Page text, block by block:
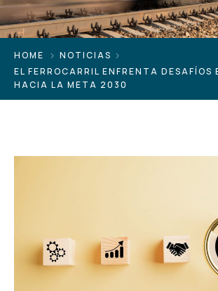
HOME
NOTICIAS
EL FERROCARRIL ENFRENTA DESAFÍOS
HACIA LA META 2030